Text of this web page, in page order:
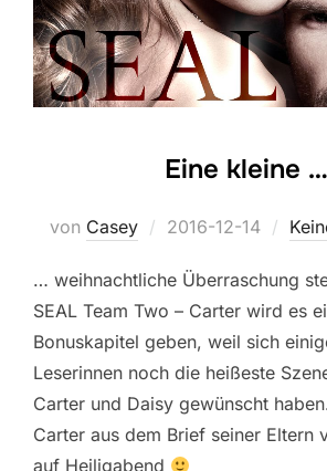
Eine kleine …
von Casey
Veröffentlicht
2016-12-14
… weihnachtliche Überraschung
SEAL Team Two – Carter wird es
Bonuskapitel geben, weil sich
Leserinnen noch die heißeste
Carter und Daisy gewünscht
Carter aus dem Brief seiner Eltern
auf Heiligabend